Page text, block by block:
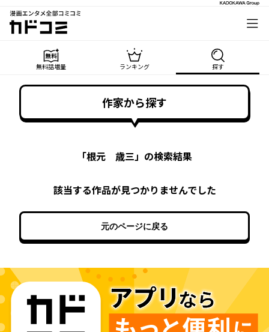
漫画エンタメ全部コミコミ
カドコミ
無料話増量 ランキング 探す
作家から探す
「根元 歳三」の検索結果
該当する作品が見つかりませんでした
元のページに戻る